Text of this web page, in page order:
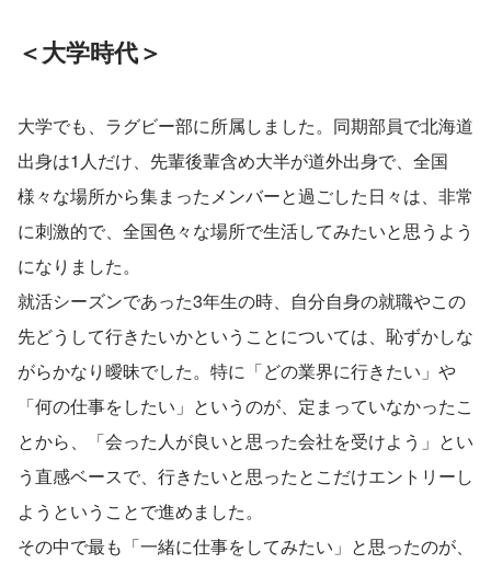
＜大学時代＞
大学でも、ラグビー部に所属しました。同期部員で北海道
出身は1人だけ、先輩後輩含め大半が道外出身で、全国
様々な場所から集まったメンバーと過ごした日々は、非常
に刺激的で、全国色々な場所で生活してみたいと思うよう
になりました。
就活シーズンであった3年生の時、自分自身の就職やこの
先どうして行きたいかということについては、恥ずかしな
がらかなり曖昧でした。特に「どの業界に行きたい」や
「何の仕事をしたい」というのが、定まっていなかったこ
とから、「会った人が良いと思った会社を受けよう」とい
う直感ベースで、行きたいと思ったとこだけエントリーし
ようということで進めました。
その中で最も「一緒に仕事をしてみたい」と思ったのが、